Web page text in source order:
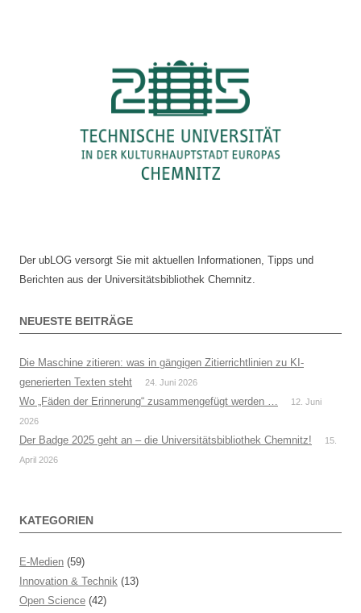
Der ubLOG versorgt Sie mit aktuellen Informationen, Tipps und
Berichten aus der Universitätsbibliothek Chemnitz.
NEUESTE BEITRÄGE
Die Maschine zitieren: was in gängigen Zitierrichtlinien zu KI-
generierten Texten steht
24. Juni 2026
Wo „Fäden der Erinnerung“ zusammengefügt werden …
12. Juni
2026
Der Badge 2025 geht an – die Universitätsbibliothek Chemnitz!
15.
April 2026
KATEGORIEN
E-Medien (59)
Innovation & Technik (13)
Open Science (42)